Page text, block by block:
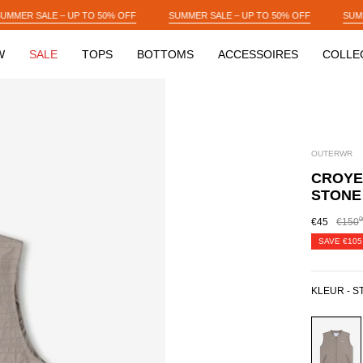
SUMMER SALE – UP TO 50% OFF SUMMER SALE – UP TO 50% OFF
SALE TOPS BOTTOMS ACCESSOIRES
OUTERWR
STONE
€45 €150
SAVE €105
KLEUR -